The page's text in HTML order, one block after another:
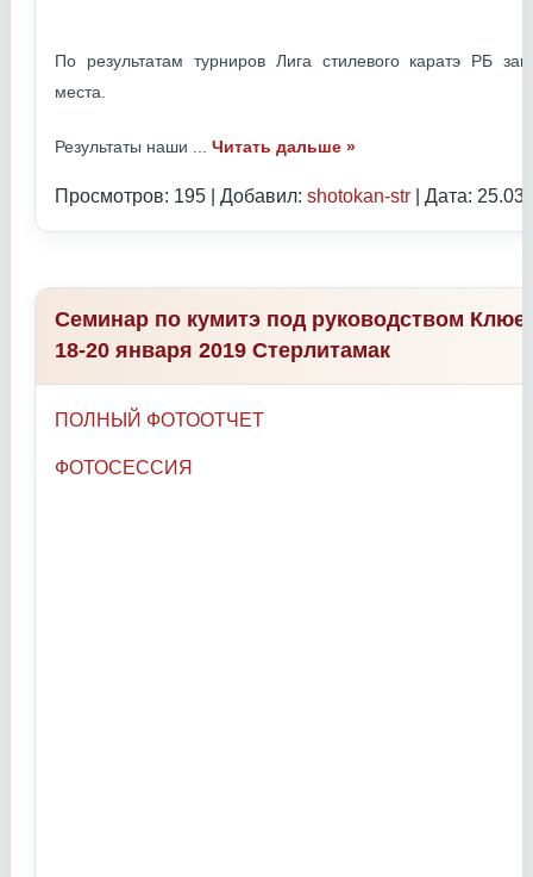
По результатам турниров Лига стилевого каратэ РБ
места.
Результаты наши Читать дальше »
Просмотров: 195 | Добавил: shotokan-str | Дата:
Семинар по кумитэ под руководством
18-20 января 2019 Стерлитамак
ПОЛНЫЙ ФОТООТЧЕТ
ФОТОСЕССИЯ